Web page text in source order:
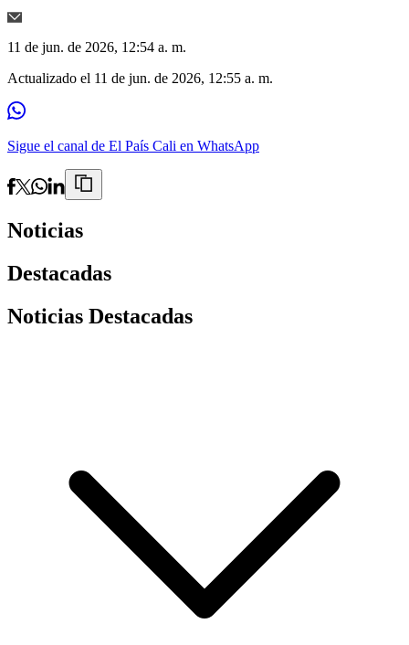
11 de jun. de 2026, 12:54 a. m.
Actualizado el 11 de jun. de 2026, 12:55 a. m.
Sigue el canal de El País Cali en WhatsApp
Noticias
Destacadas
Noticias Destacadas